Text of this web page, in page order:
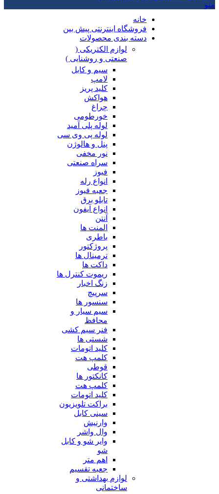
منو
خانه
فروشگاه اینترنتی پیش بین
دسته بندی محصولات
لوازم الکتریکی (
صنعتی و روشنایی )
سیم و کابل
لامپ
کلید پریز
هواکش
چراغ
خورطومی
لوله پلی آمید
لوله پی وی سی
پنل و هالوژن
نور مخفی
سراه صنعتی
فیوز
انواع رله
جعبه فیوز
تابلو برق
انواع آیفون
آنتن
المنت ها
باطری
پروژکتور
ترمینال ها
داکت ها
ریموت کنترل ها
زنگ اخبار
سرپیچ
سنسور ها
سیم سیار و
محافظ
فنر سیم کشی
شستی ها
کلید اتومات
کلمپ هت
قوطی
کانکتور ها
کلمپ هت
کلید اتومات
براکت تلویزیون
سینی کابل
وارنیش
وال واشر
وایر شو و کابل
شو
اهم متر
جعبه تقسیم
لوازم بهداشتی و
ساختمانی